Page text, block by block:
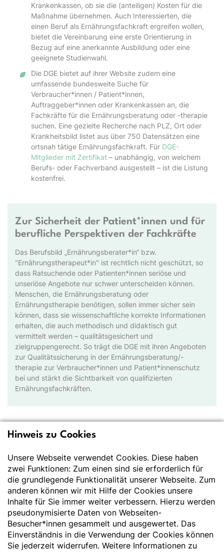
Krankenkassen, ob sie die (anteiligen) Kosten für die
Maßnahme übernehmen. Auch Interessierten, die
einen Beruf als Ernährungsfachkraft ergreifen wollen,
bietet die Vereinbarung eine erste Orientierung in
Bezug auf eine anerkannte Ausbildung oder eine
geeignete Studienwahl.
Die DGE bietet auf ihrer Website zudem eine
umfassende bundesweite Suche für
Verbraucher*innen / Patient*innen,
Auftraggeber*innen oder Krankenkassen an, die
Fachkräfte für die Ernährungsberatung oder -therapie
suchen. Eine gezielte Recherche nach PLZ, Ort oder
Krankheitsbild listet aus über 750 Datensätzen eine
ortsnah tätige Ernährungsfachkraft. Für DGE-
Mitglieder mit Zertifikat – unabhängig, von welchem
Berufs- oder Fachverband ausgestellt – ist die Listung
kostenfrei.
Zur Sicherheit der Patient*innen und für
berufliche Perspektiven der Fachkräfte
Das Berufsbild „Ernährungsberater*in“ bzw.
"Ernährungstherapeut*in" ist rechtlich nicht geschützt, so
dass Ratsuchende oder Patienten*innen seriöse und
unseriöse Angebote nur schwer unterscheiden können.
Menschen, die Ernährungsberatung oder
Ernährungstherapie benötigen, sollen immer sicher sein
können, dass sie wissenschaftliche korrekte Informationen
erhalten, die auch methodisch und didaktisch gut
vermittelt werden – qualitätsgesichert und
zielgruppengerecht. So trägt die DGE mit ihren Angeboten
zur Qualitätssicherung in der Ernährungsberatung/-
therapie zur Verbraucher*innen und Patient*innenschutz
bei und stärkt die Sichtbarkeit von qualifizierten
Ernährungsfachkräften.
für Ernährung e.V.
Der Wissenschaft verpflichtet - Ihre Partnerin für
Essen und Trinken
Deutsche Gesellschaft für Ernährung e. V.
Godesberger Allee 136
53175 Bonn
Tel:+49 228 3776-600
Hinweis zu Cookies
Unsere Webseite verwendet Cookies. Diese haben
zwei Funktionen: Zum einen sind sie erforderlich für
die grundlegende Funktionalität unserer Webseite. Zum
anderen können wir mit Hilfe der Cookies unsere
Inhalte für Sie immer weiter verbessern. Hierzu werden
pseudonymisierte Daten von Webseiten-
Besucher*innen gesammelt und ausgewertet. Das
Einverständnis in die Verwendung der Cookies können
Sie jederzeit widerrufen. Weitere Informationen zu